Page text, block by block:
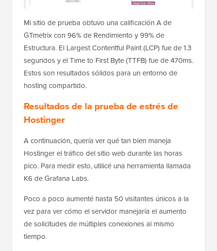
Mi sitio de prueba obtuvo una calificación A de
GTmetrix con 96% de Rendimiento y 99% de
Estructura. El Largest Contentful Paint (LCP) fue de 1.3
segundos y el Time to First Byte (TTFB) fue de 470ms.
Estos son resultados sólidos para un entorno de
hosting compartido.
Resultados de la prueba de estrés de
Hostinger
A continuación, quería ver qué tan bien maneja
Hostinger el tráfico del sitio web durante las horas
pico. Para medir esto, utilicé una herramienta llamada
K6 de Grafana Labs.
Poco a poco aumenté hasta 50 visitantes únicos a la
vez para ver cómo el servidor manejaría el aumento
de solicitudes de múltiples conexiones al mismo
tiempo.